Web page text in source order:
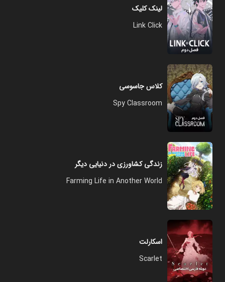
لینک کلیک
Link Click
کلاس جاسوسی
Spy Classroom
زندگی کشاورزی در دنیایی دیگر
Farming Life in Another World
اسکارلت
Scarlet